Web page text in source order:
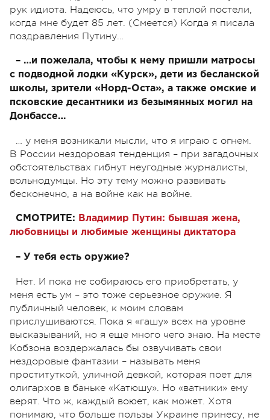
рук идиота. Надеюсь, что умру в теплой постели,
когда мне будет 85 лет. (Смеется) Когда я писала
поздравления Путину…
– …и пожелала, чтобы к нему пришли матросы
с подводной лодки «Курск», дети из бесланской
школы, зрители «Норд-Оста», а также омские и
псковские десантники из безымянных могил на
Донбассе…
… у меня возникали мысли, что я играю с огнем.
В России нездоровая тенденция – при загадочных
обстоятельствах гибнут неугодные журналисты,
вольнодумцы. Но эту тему можно развивать
бесконечно, а на войне как на войне.
СМОТРИТЕ: Владимир Путин: бывшая жена,
любовницы и любимые женщины диктатора
– У тебя есть оружие?
Нет. И пока не собираюсь его приобретать, у
меня есть ум – это тоже серьезное оружие. Я
публичный человек, к моим словам
прислушиваются. Пока я «гашу» всех на уровне
высказываний, но я еще много чего знаю. На месте
Кобзона воздержалась бы озвучивать свои
нездоровые фантазии – называть меня
проституткой, уличной девкой, которая поет для
олигархов в баньке «Катюшу». Но «ватники» ему
верят. Что ж, каждый воюет, как может. Хотя
понимаю, что больше пользы Украине принесу, не